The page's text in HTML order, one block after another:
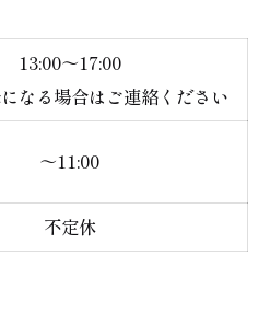
13:00～17:00
なる場合はご連絡ください
～11:00
不定休